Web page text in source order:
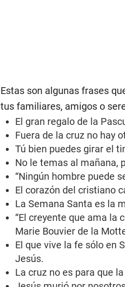
Estas son algunas frases
tus familiares, amigos o
El gran regalo de la
Fuera de la cruz no hay
Tú bien puedes girar el
No le temas al mañana,
“Ningún hombre puede
El corazón del cristiano
La Semana Santa es la
“El creyente que ama la
Marie Bouvier de la
El que vive la fe sólo en
Jesús.
La cruz no es para que